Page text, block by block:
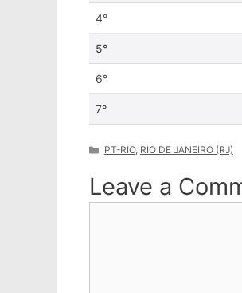
4°
5°
6°
7°
Categories
PT-RIO, RIO DE JANEIRO (RJ)
Leave a